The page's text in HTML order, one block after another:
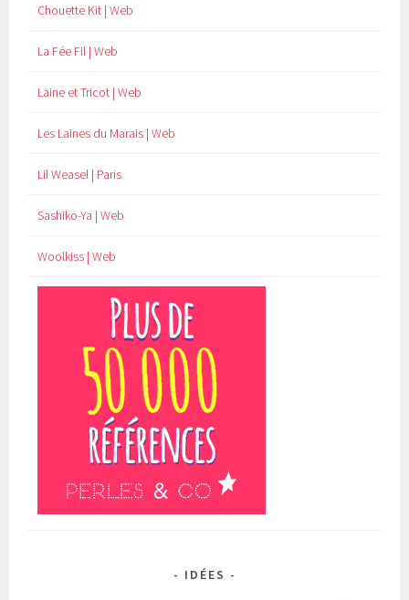
Chouette Kit | Web
La Fée Fil | Web
Laine et Tricot | Web
Les Laines du Marais | Web
Lil Weasel | Paris
Sashiko-Ya | Web
Woolkiss | Web
IDÉES